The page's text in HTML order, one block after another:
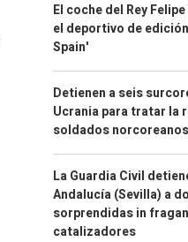
El coche del Rey
el deportivo de
Spain'
Detienen a seis
Ucrania para tratar la
soldados norcoreanos
La Guardia Civil
Andalucía (Sevilla) a
sorprendidas in
catalizadores